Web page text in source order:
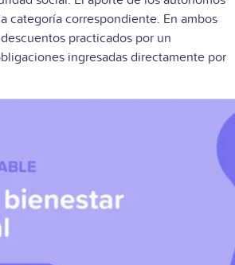
categoría correspondiente. En ambos
practicados por un
ingresadas directamente por